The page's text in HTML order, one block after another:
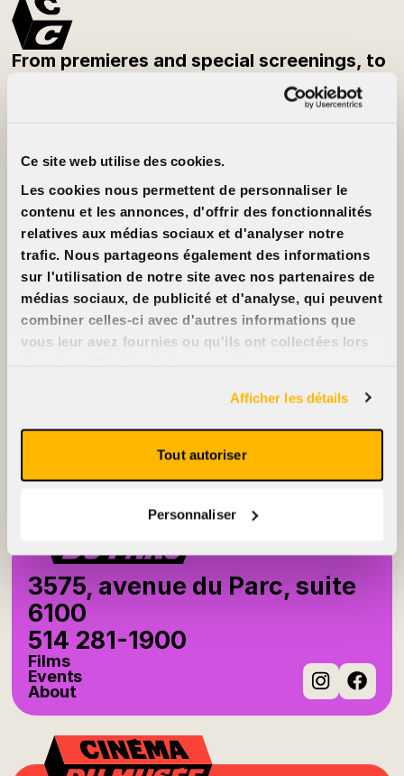
Ce site web utilise des cookies.
Les cookies nous permettent de personnaliser le
contenu et les annonces, d'offrir des fonctionnalités
relatives aux médias sociaux et d'analyser notre
trafic. Nous partageons également des informations
sur l'utilisation de notre site avec nos partenaires de
médias sociaux, de publicité et d'analyse, qui peuvent
combiner celles-ci avec d'autres informations que
vous leur avez fournies ou qu'ils ont collectées lors
Afficher les détails
Tout autoriser
Personnaliser
From premieres and special screenings, to
festivals and classic films — be the first to
know what’s playing each week.
Prices
Movie cards
Rentals
FAQ
Accessibility
Advertise on our
screens
Support us
Cinéma Cinéma
Partners
Jobs
Contact us
Films
3575, avenue du Parc, suite
6100
514 281-1900
Films
Events
About